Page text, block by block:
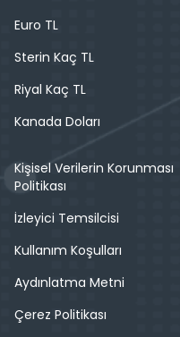
Euro TL
Sterin Kaç TL
Riyal Kaç TL
Kanada Doları
Kişisel Verilerin Korunması
Politikası
İzleyici Temsilcisi
Kullanım Koşulları
Aydınlatma Metni
Çerez Politikası